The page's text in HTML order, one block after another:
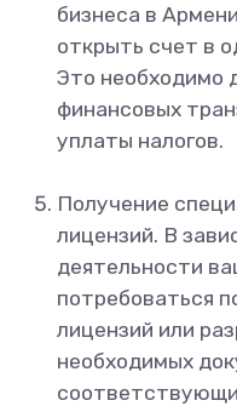
бизнеса в
открыть счет в
Это необходимо
финансовых
уплаты налогов.
Получение
лицензий. В
деятельности
потребоваться
лицензий или
необходимых